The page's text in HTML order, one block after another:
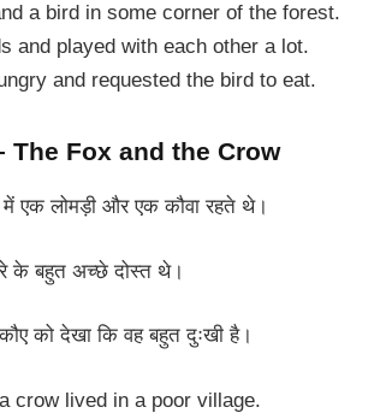
a bird in some corner of the forest.
and played with each other a lot.
and requested the bird to eat.
The Fox and the Crow
में एक लोमड़ी और एक कौवा रहते थे।
के बहुत अच्छे दोस्त थे।
को देखा कि वह बहुत दुःखी है।
crow lived in a poor village.